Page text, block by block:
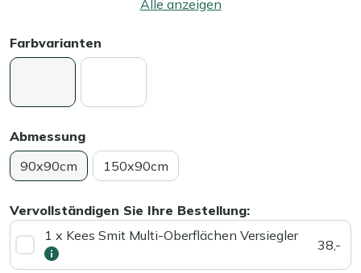
Alle anzeigen
Farbvarianten
Abmessung
90x90cm
150x90cm
Vervollständigen Sie Ihre Bestellung:
1 x Kees Smit Multi-Oberflächen Versiegler
38,-